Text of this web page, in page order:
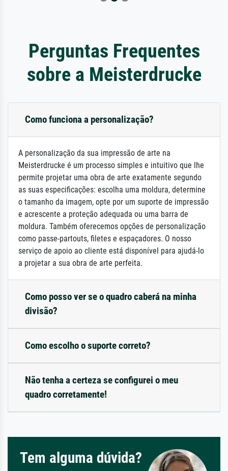
Perguntas Frequentes
sobre a Meisterdrucke
Como funciona a personalização?
A personalização da sua impressão de arte na
Meisterdrucke é um processo simples e intuitivo que lhe
permite projetar uma obra de arte exatamente segundo
as suas especificações: escolha uma moldura, determine
o tamanho da imagem, opte por um suporte de impressão
e acrescente a proteção adequada ou uma barra de
moldura. Também oferecemos opções de personalização
como passe-partouts, filetes e espaçadores. O nosso
serviço de apoio ao cliente está disponível para ajudá-lo
a projetar a sua obra de arte perfeita.
Como posso ver se o quadro caberá na minha
divisão?
Como escolho o suporte correto?
Não tenha a certeza se configurei o meu
quadro corretamente!
Tem alguma dúvida?